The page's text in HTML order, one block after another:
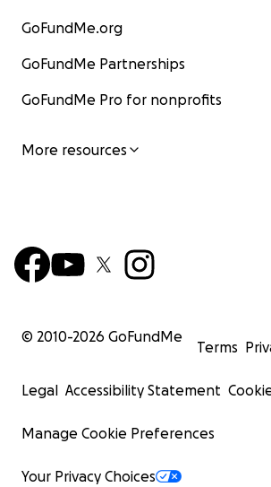
GoFundMe.org
GoFundMe Partnerships
GoFundMe Pro for nonprofits
More resources
© 2010-2026 GoFundMe
Terms
Legal Accessibility Statement
Manage Cookie Preferences
Your Privacy Choices